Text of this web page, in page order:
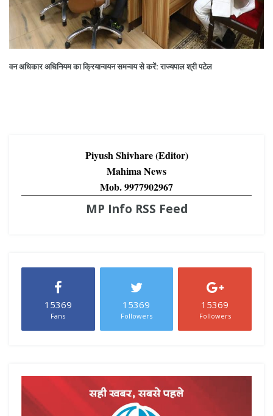
वन अधिकार अधिनियम का क्रियान्‍वयन समन्‍वय से करें: राज्यपाल श्री पटेल
Piyush Shivhare (Editor)
Mahima News
Mob. 9977902967
MP Info RSS Feed
15369
Fans
15369
Followers
15369
Followers